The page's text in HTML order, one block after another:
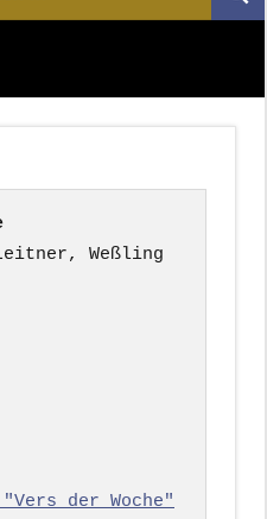
der Woche"